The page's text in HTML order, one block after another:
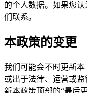
的个人数据。如果您
们联系。
本政策的变更
我们可能会不时更新
或出于法律、运营或
新本政策顶部的“最后